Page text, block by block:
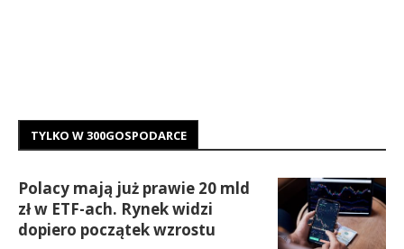
TYLKO W 300GOSPODARCE
Polacy mają już prawie 20 mld
zł w ETF-ach. Rynek widzi
dopiero początek wzrostu